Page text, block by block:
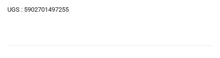
UGS : 5902701497255